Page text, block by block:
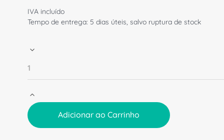
IVA incluído
Tempo de entrega: 5 dias úteis, salvo ruptura de stock
Adicionar ao Carrinho